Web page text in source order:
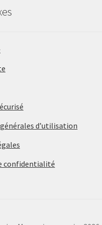
d’utilisation
confidentialité